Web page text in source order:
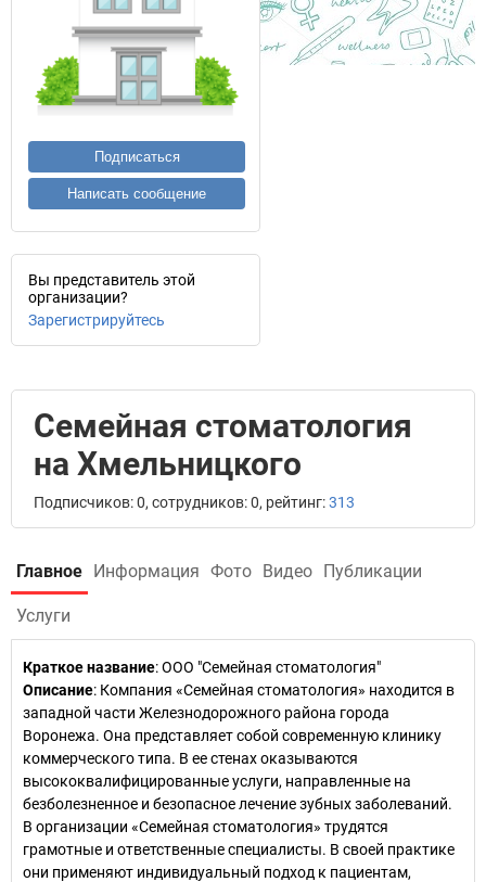
Подписаться
Написать сообщение
Вы представитель этой
организации?
Зарегистрируйтесь
Семейная стоматология
на Хмельницкого
Подписчиков: 0, сотрудников: 0, рейтинг:313
Главное Информация Фото Видео Публикации
Услуги
Краткое название:ООО "Семейная стоматология"
Описание: Компания «Семейная стоматология» находится в
западной части Железнодорожного района города
Воронежа. Она представляет собой современную клинику
коммерческого типа. В ее стенах оказываются
высококвалифицированные услуги, направленные на
безболезненное и безопасное лечение зубных заболеваний.
В организации «Семейная стоматология» трудятся
грамотные и ответственные специалисты. В своей практике
они применяют индивидуальный подход к пациентам,